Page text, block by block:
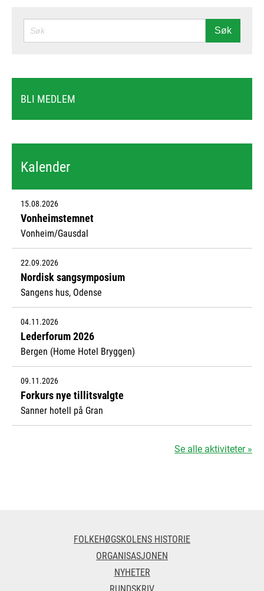
SØK Søk
BLI MEDLEM
Kalender
15.08.2026
Vonheimstemnet
Vonheim/Gausdal
22.09.2026
Nordisk sangsymposium
Sangens hus, Odense
04.11.2026
Lederforum 2026
Bergen (Home Hotel Bryggen)
09.11.2026
Forkurs nye tillitsvalgte
Sanner hotell på Gran
Se alle aktiviteter »
FOLKEHØGSKOLENS HISTORIE
ORGANISASJONEN
NYHETER
RUNDSKRIV